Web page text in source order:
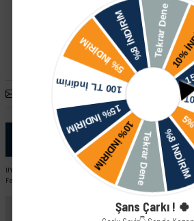
Sepete Ekle
Fiyatı Düşünce Haber
UYUMLU ARAÇ VE MOTOR TIPLERI: Skoda Fabia Combi Skoda Fabia - I
Felicia 1.3 MPI
Şans Çarkı ! 🍀